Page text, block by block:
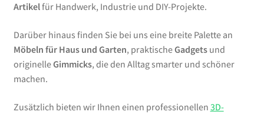
Artikelfür Handwerk, Industrie und DIY-Projekte.
Darüber hinaus finden Sie bei uns eine breite Palette an
Möbeln für Haus und Garten, praktischeGadgetsund
originelleGimmicks, die den Alltag smarter und schöner
machen.
Zusätzlich bieten wir Ihnen einen professionellen 3D-